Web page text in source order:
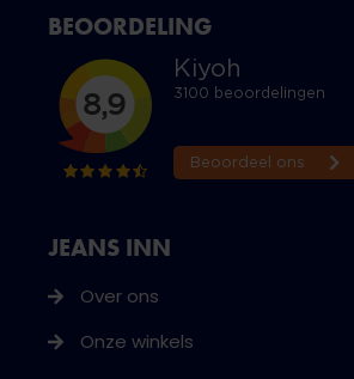
JEANS INN
Over ons
Onze winkels
BEOORDELING